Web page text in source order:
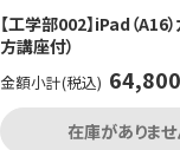
【工学部002】iPad（A16
方講座付）
金額小計(税込) 64,800
在庫がありませ